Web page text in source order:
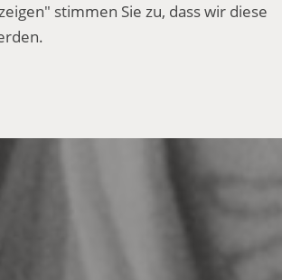
stimmen Sie zu, dass wir diese